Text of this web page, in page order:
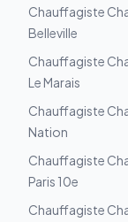
Chauffagiste
Belleville
Chauffagiste
Le Marais
Chauffagiste
Nation
Chauffagiste
Paris 10e
Chauffagiste